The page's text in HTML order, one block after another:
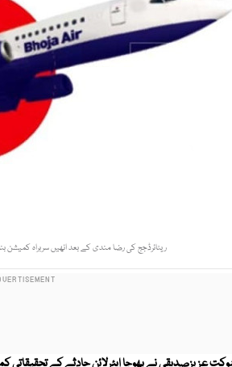
ریٹائرڈجج کی رضا مندی کے بعد انھیں سربراہ کمیشن